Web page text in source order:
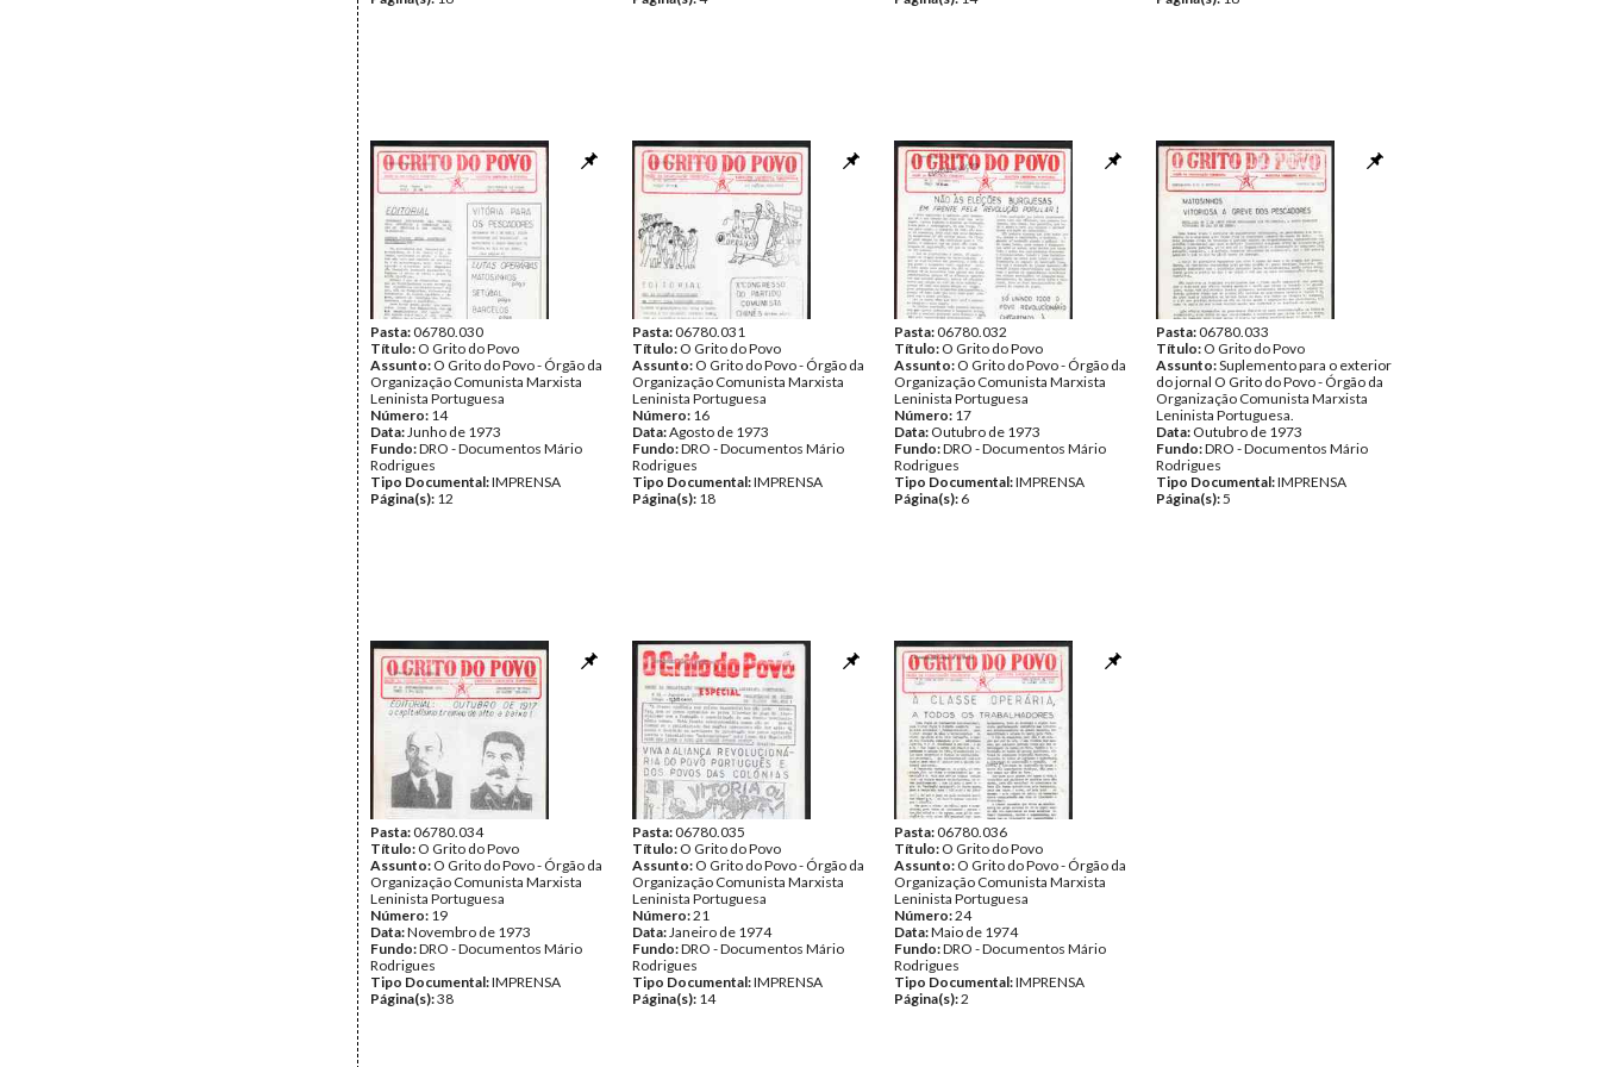
Pasta:06780.030
Título: O Grito do Povo
Assunto: O Grito do Povo - Órgão da
Organização Comunista Marxista
Leninista Portuguesa
Número: 14
Data:Junho de 1973
Fundo:DRO - Documentos Mário
Rodrigues
Tipo Documental:IMPRENSA
Página(s): 12
Pasta:06780.031
Título: O Grito do Povo
Assunto: O Grito do Povo - Órgão da
Organização Comunista Marxista
Leninista Portuguesa
Número: 16
Data:Agosto de 1973
Fundo:DRO - Documentos Mário
Rodrigues
Tipo Documental:IMPRENSA
Página(s): 18
Pasta:06780.032
Título: O Grito do Povo
Assunto: O Grito do Povo - Órgão da
Organização Comunista Marxista
Leninista Portuguesa
Número: 17
Data: Outubro de 1973
Fundo:DRO - Documentos Mário
Rodrigues
Tipo Documental:IMPRENSA
Página(s): 6
Pasta:06780.033
Título: O Grito do Povo
Assunto:Suplemento para o exterior
do jornal O Grito do Povo - Órgão da
Organização Comunista Marxista
Leninista Portuguesa.
Data: Outubro de 1973
Fundo:DRO - Documentos Mário
Rodrigues
Tipo Documental:IMPRENSA
Página(s):5
Pasta:06780.034
Título: O Grito do Povo
Assunto: O Grito do Povo - Órgão da
Organização Comunista Marxista
Leninista Portuguesa
Número: 19
Data:Novembro de 1973
Fundo:DRO - Documentos Mário
Rodrigues
Tipo Documental:IMPRENSA
Página(s):38
Pasta:06780.035
Título: O Grito do Povo
Assunto: O Grito do Povo - Órgão da
Organização Comunista Marxista
Leninista Portuguesa
Número:21
Data:Janeiro de 1974
Fundo:DRO - Documentos Mário
Rodrigues
Tipo Documental:IMPRENSA
Página(s): 14
Pasta:06780.036
Título: O Grito do Povo
Assunto: O Grito do Povo - Órgão da
Organização Comunista Marxista
Leninista Portuguesa
Número:24
Data:Maio de 1974
Fundo:DRO - Documentos Mário
Rodrigues
Tipo Documental:IMPRENSA
Página(s):2